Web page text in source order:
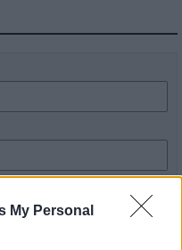
My Personal